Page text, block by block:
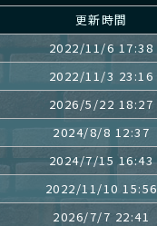
更新時間
2022/11/6 17:38
2022/11/3 23:16
2026/5/22 18:27
2024/8/8 12:37
2024/7/15 16:43
2022/11/10 15:56
2026/7/7 22:41